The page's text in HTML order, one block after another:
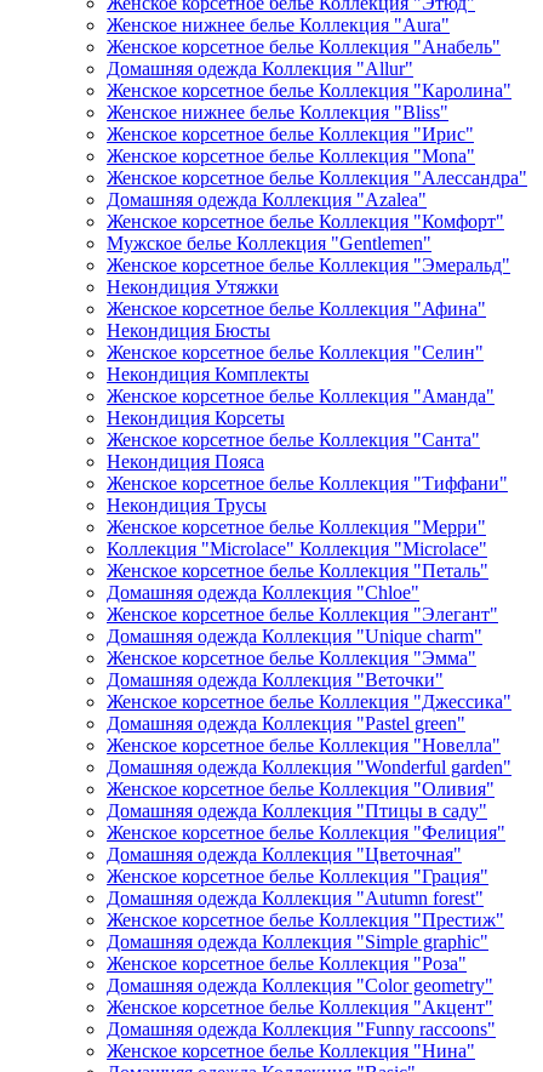
Женское нижнее белье Коллекция "Aura"
Женское корсетное белье Коллекция "Анабель"
Домашняя одежда Коллекция "Allur"
Женское корсетное белье Коллекция "Каролина"
Женское нижнее белье Коллекция "Bliss"
Женское корсетное белье Коллекция "Ирис"
Женское корсетное белье Коллекция "Mona"
Женское корсетное белье Коллекция "Алессандра"
Домашняя одежда Коллекция "Azalea"
Женское корсетное белье Коллекция "Комфорт"
Мужское белье Коллекция "Gentlemen"
Женское корсетное белье Коллекция "Эмеральд"
Некондиция Утяжки
Женское корсетное белье Коллекция "Афина"
Некондиция Бюсты
Женское корсетное белье Коллекция "Селин"
Некондиция Комплекты
Женское корсетное белье Коллекция "Аманда"
Некондиция Корсеты
Женское корсетное белье Коллекция "Санта"
Некондиция Пояса
Женское корсетное белье Коллекция "Тиффани"
Некондиция Трусы
Женское корсетное белье Коллекция "Мерри"
Коллекция "Microlace" Коллекция "Microlace"
Женское корсетное белье Коллекция "Петаль"
Домашняя одежда Коллекция "Chloe"
Женское корсетное белье Коллекция "Элегант"
Домашняя одежда Коллекция "Unique charm"
Женское корсетное белье Коллекция "Эмма"
Домашняя одежда Коллекция "Веточки"
Женское корсетное белье Коллекция "Джессика"
Домашняя одежда Коллекция "Pastel green"
Женское корсетное белье Коллекция "Новелла"
Домашняя одежда Коллекция "Wonderful garden"
Женское корсетное белье Коллекция "Оливия"
Домашняя одежда Коллекция "Птицы в саду"
Женское корсетное белье Коллекция "Фелиция"
Домашняя одежда Коллекция "Цветочная"
Женское корсетное белье Коллекция "Грация"
Домашняя одежда Коллекция "Autumn forest"
Женское корсетное белье Коллекция "Престиж"
Домашняя одежда Коллекция "Simple graphic"
Женское корсетное белье Коллекция "Роза"
Домашняя одежда Коллекция "Color geometry"
Женское корсетное белье Коллекция "Акцент"
Домашняя одежда Коллекция "Funny raccoons"
Женское корсетное белье Коллекция "Нина"